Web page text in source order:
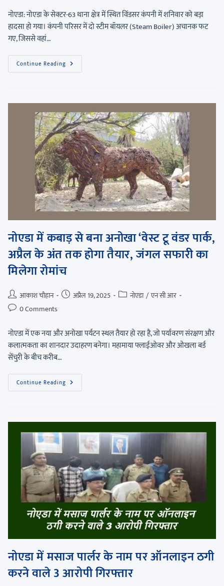
नोएडा: नोएडा के सेक्टर-63 थाना क्षेत्र में स्थित विंडसर कंपनी में शनिवार को बड़ा
हादसा हो गया। कंपनी परिसर में दो स्टीम बॉयलर (Steam Boiler) अचानक फट
गए, जिससे वहां…
Continue Reading
नोएडा में कबाड़ से बना अनोखा ‘वेस्ट टू वंडर पार्क,
अप्रैल के अंत तक होगा तैयार, जंगल सफारी का
मिलेगा रोमांच
आकाश चौहान अप्रैल 19, 2025 नोएडा / एन सी आर
0 Comments
नोएडा में एक नया और अनोखा पर्यटन स्थल तैयार हो रहा है, जो पर्यावरण संरक्षण और
कलात्मकता का शानदार उदाहरण बनेगा। महामाया फ्लाईओवर और ओखला बर्ड
सेंचुरी के बीच करीब…
Continue Reading
नोएडा में मसाज पार्लर के नाम पर ऑनलाइन ठगी
करने वाले 3 आरोपी गिरफ्तार